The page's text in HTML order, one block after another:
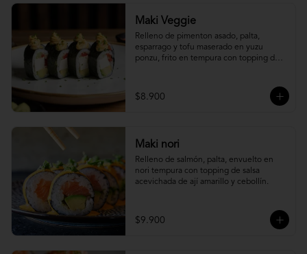
Maki Veggie
Relleno de pimenton asado, palta,
esparrago y tofu maserado en yuzu
ponzu, frito en tempura con topping de
$8.900
Maki nori
Relleno de salmón, palta, envuelto en
nori tempura con topping de salsa
acevichada de ají amarillo y cebollín.
$9.900